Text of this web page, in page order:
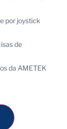
por joystick
de
da AMETEK